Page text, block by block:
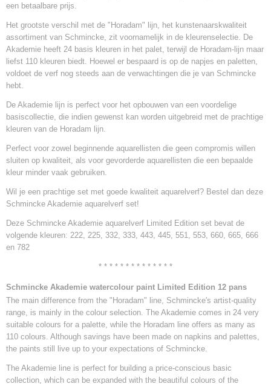
een betaalbare prijs.
Het grootste verschil met de "Horadam" lijn, het kunstenaarskwaliteit
assortiment van Schmincke, zit voornamelijk in de kleurenselectie. De
Akademie heeft 24 basis kleuren in het palet, terwijl de Horadam-lijn maar
liefst 110 kleuren biedt. Hoewel er bespaard is op de napjes en paletten,
voldoet de verf nog steeds aan de verwachtingen die je van Schmincke
hebt.
De Akademie lijn is perfect voor het opbouwen van een voordelige
basiscollectie, die indien gewenst kan worden uitgebreid met de prachtige
kleuren van de Horadam lijn.
Perfect voor zowel beginnende aquarellisten die geen compromis willen
sluiten op kwaliteit, als voor gevorderde aquarellisten die een bepaalde
kleur minder vaak gebruiken.
Wil je een prachtige set met goede kwaliteit aquarelverf? Bestel dan deze
Schmincke Akademie aquarelverf set!
Deze Schmincke Akademie aquarelverf Limited Edition set bevat de
volgende kleuren: 222, 225, 332, 333, 443, 445, 551, 553, 660, 665, 666
en 782
* * * * * * * * * * * * * *
Schmincke Akademie watercolour paint Limited Edition 12 pans
The main difference from the "Horadam" line, Schmincke's artist-quality
range, is mainly in the colour selection. The Akademie comes in 24 very
suitable colours for a palette, while the Horadam line offers as many as
110 colours. Although savings have been made on napkins and palettes,
the paints still live up to your expectations of Schmincke.
The Akademie line is perfect for building a price-conscious basic
collection, which can be expanded with the beautiful colours of the